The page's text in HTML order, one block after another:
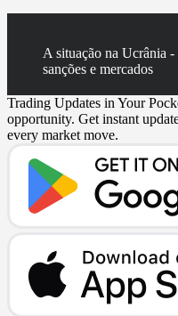
A situação na Ucrânia
sanções e mercados
Trading Updates in Your
opportunity. Get instant
every market move.